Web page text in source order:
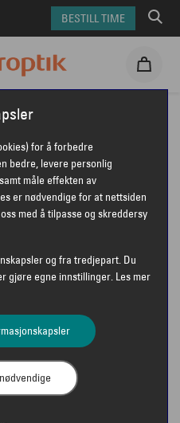
BESTILL TIME
- TYPER
for å forbedre
bedre, levere personlig
måle effekten av
er nødvendige for at nettsiden
med å tilpasse og skreddersy
og fra tredjepart. Du
gjøre egne innstillinger. Les mer